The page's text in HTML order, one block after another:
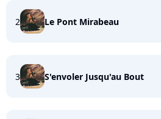
2 Le Pont Mirabeau
3 S'envoler Jusqu'au Bout